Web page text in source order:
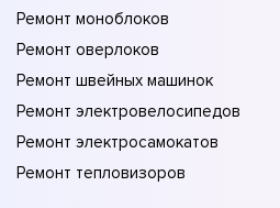
Ремонт моноблоков
Ремонт оверлоков
Ремонт швейных машинок
Ремонт электровелосипедов
Ремонт электросамокатов
Ремонт тепловизоров